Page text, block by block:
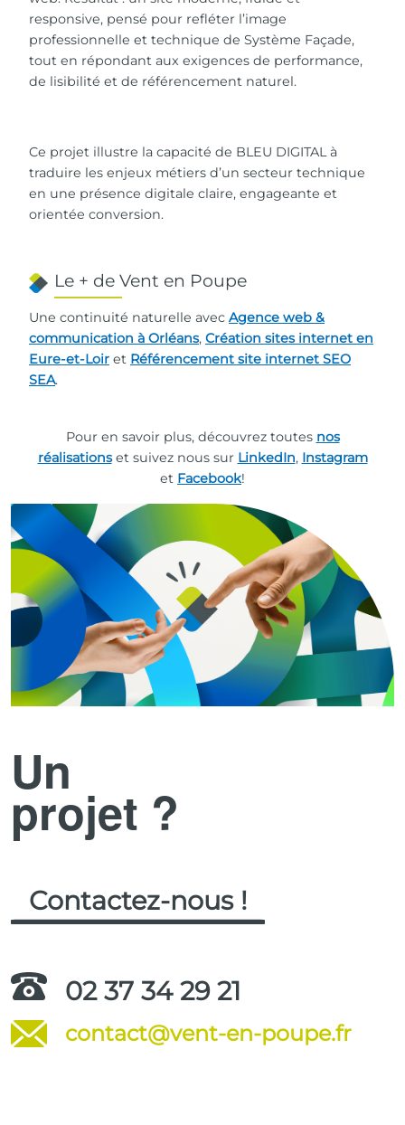
responsive, pensé pour refléter l’image
professionnelle et technique de Système Façade,
tout en répondant aux exigences de performance,
de lisibilité et de référencement naturel.
Ce projet illustre la capacité de BLEU DIGITAL à
traduire les enjeux métiers d’un secteur technique
en une présence digitale claire, engageante et
orientée conversion.
Le + de Vent en Poupe
Une continuité naturelle avec Agence web &
communication à Orléans, Création sites internet en
Eure-et-Loir et Référencement site internet SEO
SEA.
Pour en savoir plus, découvrez toutes nos
réalisationset suivez nous sur LinkedIn, Instagram
et Facebook!
Un
projet ?
Contactez-nous !
02 37 34 29 21
contact@vent-en-poupe.fr